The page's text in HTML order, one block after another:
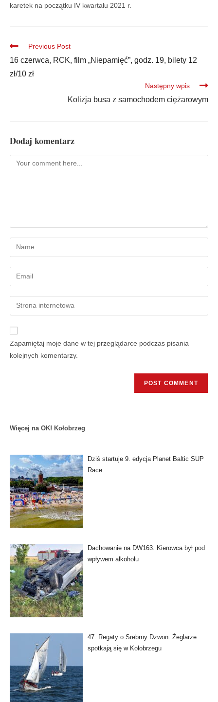
karetek na początku IV kwartału 2021 r.
Previous Post
16 czerwca, RCK, film „Niepamięć”, godz. 19, bilety 12
zł/10 zł
Następny wpis
Kolizja busa z samochodem ciężarowym
Dodaj komentarz
Zapamiętaj moje dane w tej przeglądarce podczas pisania
kolejnych komentarzy.
Więcej na OK! Kołobrzeg
Dziś startuje 9. edycja Planet Baltic SUP
Race
Dachowanie na DW163. Kierowca był pod
wpływem alkoholu
47. Regaty o Srebrny Dzwon. Żeglarze
spotkają się w Kołobrzegu